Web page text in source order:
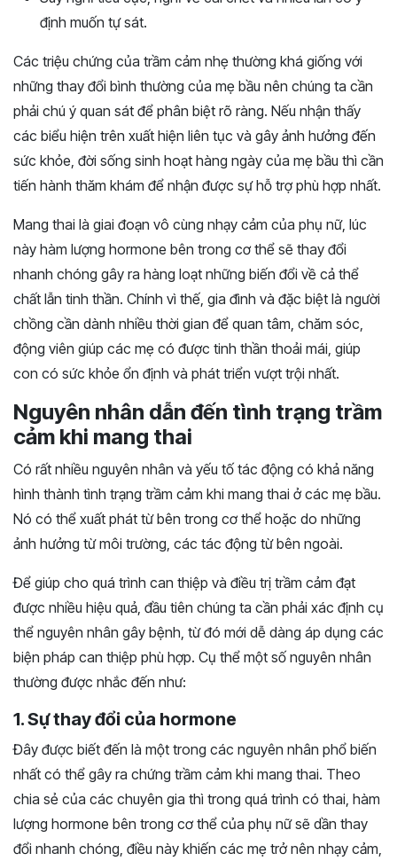
định muốn tự sát.
Các triệu chứng của trầm cảm nhẹ thường khá giống với
những thay đổi bình thường của mẹ bầu nên chúng ta cần
phải chú ý quan sát để phân biệt rõ ràng. Nếu nhận thấy
các biểu hiện trên xuất hiện liên tục và gây ảnh hưởng đến
sức khỏe, đời sống sinh hoạt hàng ngày của mẹ bầu thì cần
tiến hành thăm khám để nhận được sự hỗ trợ phù hợp nhất.
Mang thai là giai đoạn vô cùng nhạy cảm của phụ nữ, lúc
này hàm lượng hormone bên trong cơ thể sẽ thay đổi
nhanh chóng gây ra hàng loạt những biến đổi về cả thể
chất lẫn tinh thần. Chính vì thế, gia đình và đặc biệt là người
chồng cần dành nhiều thời gian để quan tâm, chăm sóc,
động viên giúp các mẹ có được tinh thần thoải mái, giúp
con có sức khỏe ổn định và phát triển vượt trội nhất.
Nguyên nhân dẫn đến tình trạng trầm
cảm khi mang thai
Có rất nhiều nguyên nhân và yếu tố tác động có khả năng
hình thành tình trạng trầm cảm khi mang thai ở các mẹ bầu.
Nó có thể xuất phát từ bên trong cơ thể hoặc do những
ảnh hưởng từ môi trường, các tác động từ bên ngoài.
Để giúp cho quá trình can thiệp và điều trị trầm cảm đạt
được nhiều hiệu quả, đầu tiên chúng ta cần phải xác định cụ
thể nguyên nhân gây bệnh, từ đó mới dễ dàng áp dụng các
biện pháp can thiệp phù hợp. Cụ thể một số nguyên nhân
thường được nhắc đến như:
1. Sự thay đổi của hormone
Đây được biết đến là một trong các nguyên nhân phổ biến
nhất có thể gây ra chứng trầm cảm khi mang thai. Theo
chia sẻ của các chuyên gia thì trong quá trình có thai, hàm
lượng hormone bên trong cơ thể của phụ nữ sẽ dần thay
đổi nhanh chóng, điều này khiến các mẹ trở nên nhạy cảm,